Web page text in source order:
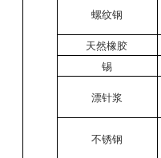
螺纹钢
天然橡胶
锡
漂针浆
不锈钢